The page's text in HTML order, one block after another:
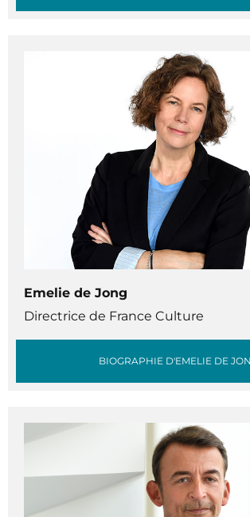
Emelie de Jong
Directrice de France Culture
BIOGRAPHIE D'EMELIE DE